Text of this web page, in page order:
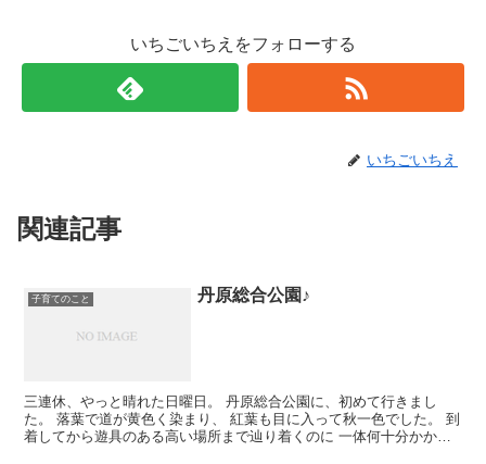
いちごいちえをフォローする
いちごいちえ
関連記事
子育てのこと 丹原総合公園♪
三連休、やっと晴れた日曜日。 丹原総合公園に、初めて行きまし
た。 落葉で道が黄色く染まり、 紅葉も目に入って秋一色でした。 到
着してから遊具のある高い場所まで辿り着くのに 一体何十分かかっ